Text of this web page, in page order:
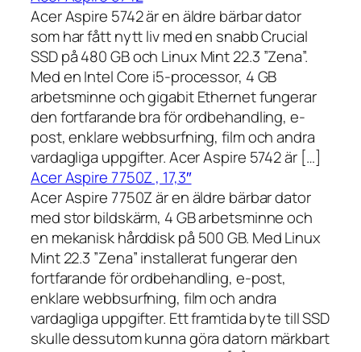
Acer Aspire 5742 är en äldre bärbar dator
som har fått nytt liv med en snabb Crucial
SSD på 480 GB och Linux Mint 22.3 ”Zena”.
Med en Intel Core i5-processor, 4 GB
arbetsminne och gigabit Ethernet fungerar
den fortfarande bra för ordbehandling, e-
post, enklare webbsurfning, film och andra
vardagliga uppgifter. Acer Aspire 5742 är […]
Acer Aspire 7750Z , 17,3″
Acer Aspire 7750Z är en äldre bärbar dator
med stor bildskärm, 4 GB arbetsminne och
en mekanisk hårddisk på 500 GB. Med Linux
Mint 22.3 ”Zena” installerat fungerar den
fortfarande för ordbehandling, e-post,
enklare webbsurfning, film och andra
vardagliga uppgifter. Ett framtida byte till SSD
skulle dessutom kunna göra datorn märkbart